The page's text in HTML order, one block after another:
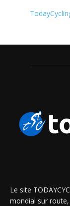
Le site
mondial sur